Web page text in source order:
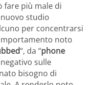
fare più male di
studio
per concentrarsi
noto
“, da “phone
sulle
bisogno di